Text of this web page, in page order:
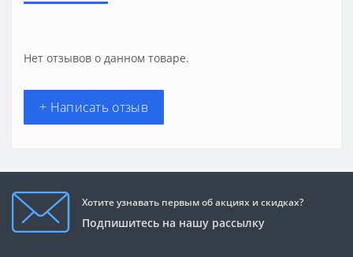
Нет отзывов о данном товаре.
+ Написать отзыв
Хотите узнавать первым об акциях и скидках?
Подпишитесь на нашу рассылку